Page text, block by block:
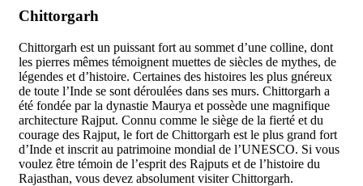
Chittorgarh
Chittorgarh est un puissant fort au sommet d’une colline, dont
les pierres mêmes témoignent muettes de siècles de mythes, de
légendes et d’histoire. Certaines des histoires les plus gnéreux
de toute l’Inde se sont déroulées dans ses murs. Chittorgarh a
été fondée par la dynastie Maurya et possède une magnifique
architecture Rajput. Connu comme le siège de la fierté et du
courage des Rajput, le fort de Chittorgarh est le plus grand fort
d’Inde et inscrit au patrimoine mondial de l’UNESCO. Si vous
voulez être témoin de l’esprit des Rajputs et de l’histoire du
Rajasthan, vous devez absolument visiter Chittorgarh.